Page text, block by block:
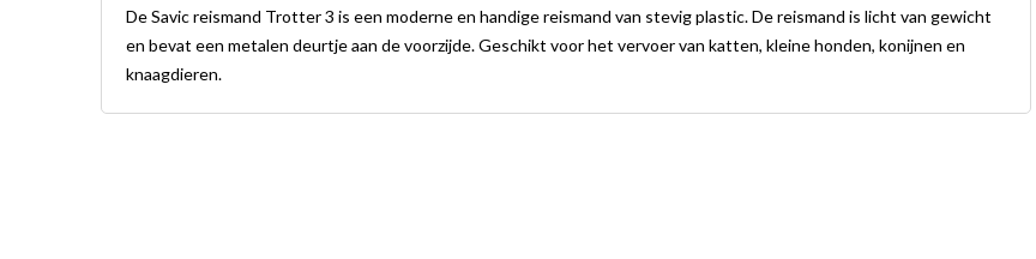
De Savic reismand Trotter 3 is een moderne en handige reismand van stevig plastic. De reismand is licht van gewicht
en bevat een metalen deurtje aan de voorzijde. Geschikt voor het vervoer van katten, kleine honden, konijnen en
knaagdieren.